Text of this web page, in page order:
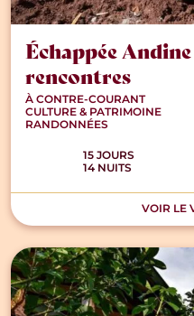
Échappée
rencontres
À CONTRE-COURANT
CULTURE & PATRIMOINE
RANDONNÉES
15 JOURS
14 NUITS
VOIR LE